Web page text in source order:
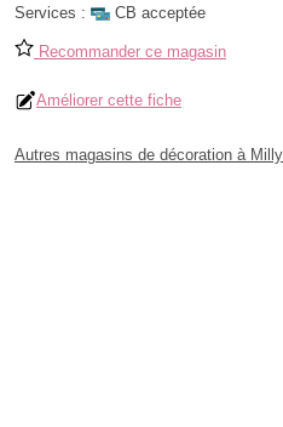
Services :
CB acceptée
Recommander ce magasin
Améliorer cette fiche
Autres magasins de décoration à